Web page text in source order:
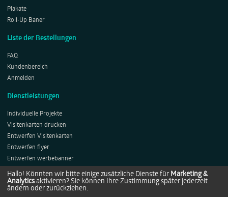
Plakate
Roll-Up Baner
Liste der Bestellungen
FAQ
Kundenbereich
Anmelden
Dienstleistungen
Individuelle Projekte
Visitenkarten drucken
Entwerfen Visitenkarten
Entwerfen flyer
Entwerfen werbebanner
Entwerfen Plakates
Entwerfen Roll-ups
Hallo! Könnten wir bitte einige zusätzliche Dienste für Marketing &
Analytics aktivieren? Sie können Ihre Zustimmung später jederzeit
ändern oder zurückziehen.